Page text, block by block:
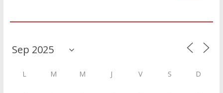
L M M J V S D